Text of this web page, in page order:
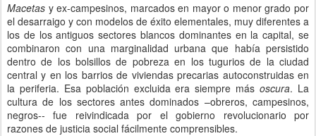
Macetas y ex-campesinos, marcados en mayor o menor grado por
el desarraigo y con modelos de éxito elementales, muy diferentes a
los de los antiguos sectores blancos dominantes en la capital, se
combinaron con una marginalidad urbana que había persistido
dentro de los bolsillos de pobreza en los tugurios de la ciudad
central y en los barrios de viviendas precarias autoconstruidas en
la periferia. Esa población excluida era siempre másoscura. La
cultura de los sectores antes dominados –obreros, campesinos,
negros-- fue reivindicada por el gobierno revolucionario por
razones de justicia social fácilmente comprensibles.